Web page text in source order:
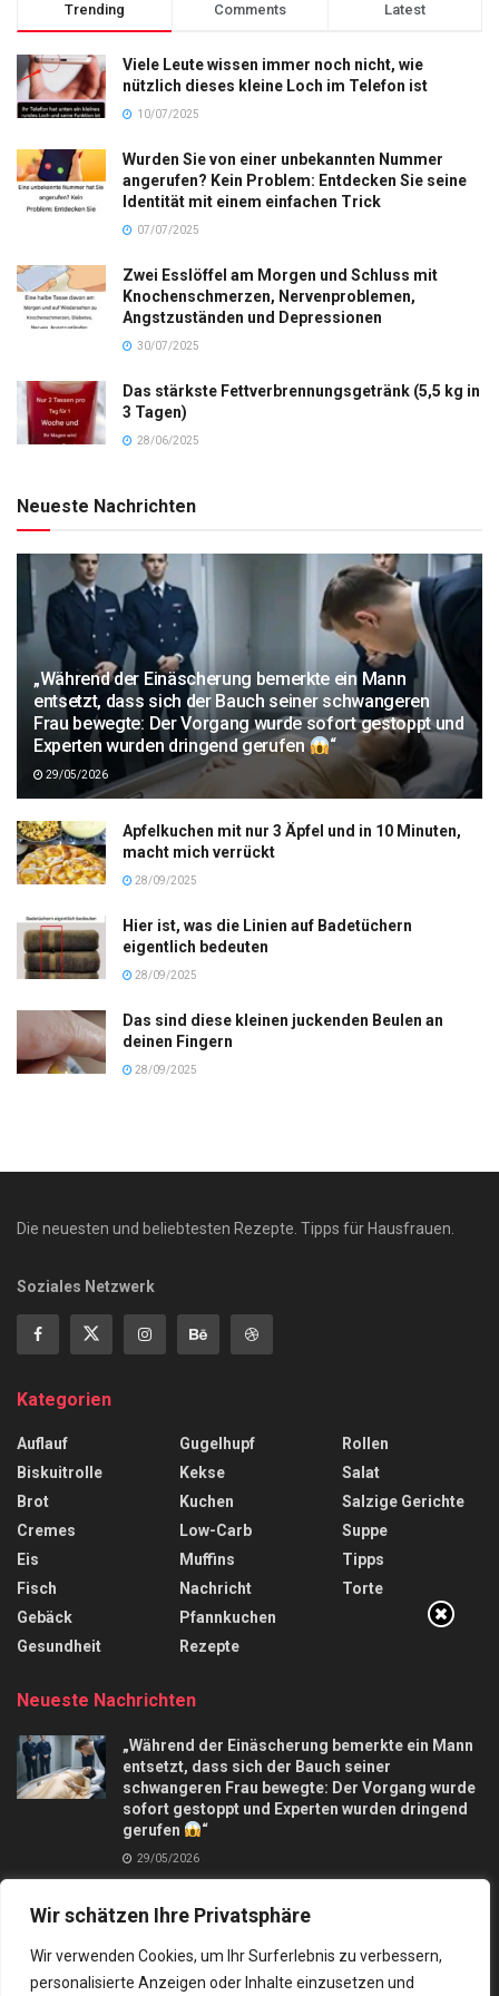
Wir schätzen Ihre Privatsphäre
Wir verwenden Cookies, um Ihr Surferlebnis zu verbessern,
personalisierte Anzeigen oder Inhalte einzusetzen und
Trending Comments Latest
Viele Leute wissen immer noch nicht, wie
nützlich dieses kleine Loch im Telefon ist
10/07/2025
Wurden Sie von einer unbekannten Nummer
angerufen? Kein Problem: Entdecken Sie seine
Identität mit einem einfachen Trick
07/07/2025
Zwei Esslöffel am Morgen und Schluss mit
Knochenschmerzen, Nervenproblemen,
Angstzuständen und Depressionen
30/07/2025
Das stärkste Fettverbrennungsgetränk (5,5 kg in
3 Tagen)
28/06/2025
Neueste Nachrichten
„Während der Einäscherung bemerkte ein Mann
entsetzt, dass sich der Bauch seiner schwangeren
Frau bewegte: Der Vorgang wurde sofort gestoppt und
Experten wurden dringend gerufen
“
29/05/2026
Apfelkuchen mit nur 3 Äpfel und in 10 Minuten,
macht mich verrückt
28/09/2025
Hier ist, was die Linien auf Badetüchern
eigentlich bedeuten
28/09/2025
Das sind diese kleinen juckenden Beulen an
deinen Fingern
28/09/2025
Die neuesten und beliebtesten Rezepte. Tipps für Hausfrauen.
Soziales Netzwerk
Kategorien
Auflauf
Biskuitrolle
Brot
Cremes
Eis
Fisch
Gebäck
Gesundheit
Gugelhupf
Kekse
Kuchen
Low-Carb
Muffins
Nachricht
Pfannkuchen
Rezepte
Rollen
Salat
Salzige Gerichte
Suppe
Tipps
Torte
Neueste Nachrichten
„Während der Einäscherung bemerkte ein Mann
entsetzt, dass sich der Bauch seiner
schwangeren Frau bewegte: Der Vorgang wurde
sofort gestoppt und Experten wurden dringend
gerufen
“
29/05/2026
Apfelkuchen mit nur 3 Äpfel und in 10 Minuten,
macht mich verrückt
28/09/2025